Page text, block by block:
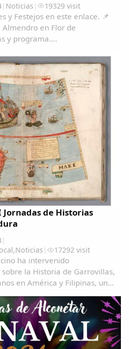
| Noticias | 19329 visit
Festejos en este enlace. 📌
en Flor de
y programa....
Jornadas de Historias
|
,Noticias | 17292 visit
ha intervenido
la Historia de Garrovillas,
en América y Filipinas, una
en-
y-Filipinas-una...